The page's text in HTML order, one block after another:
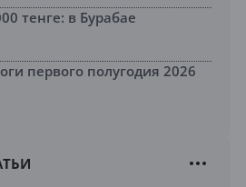
тенге: в Бурабае
первого полугодия 2026